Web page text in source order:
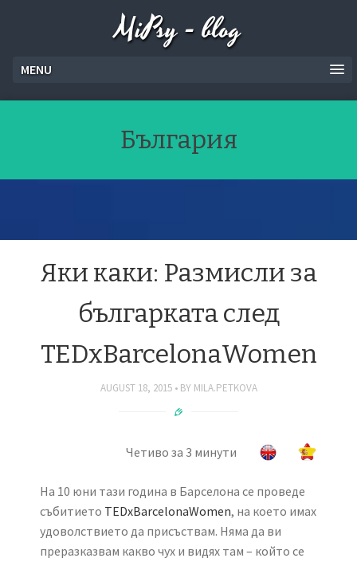
MiPsy - blog
MENU
България
Яки каки: Размисли за
българката след
TEDxBarcelonaWomen
AUGUST 18, 2015 BY MILA.PETKOVA
Четиво за 3 минути
На 10 юни тази година в Барселона се проведе
събитието TEDxBarcelonaWomen, на което имах
удоволствието да присъствам. Няма да ви
преразказвам какво чух и видях там – който се